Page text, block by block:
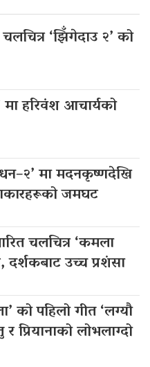
‘झिँगेदाउ २’ को
हरिवंश आचार्यको
मा मदनकृष्णदेखि
जमघट
चलचित्र ‘कमला
दर्शकबाट उच्च प्रशंसा
को पहिलो गीत ‘लग्यौ
प्रियानाको लोभलाग्दो